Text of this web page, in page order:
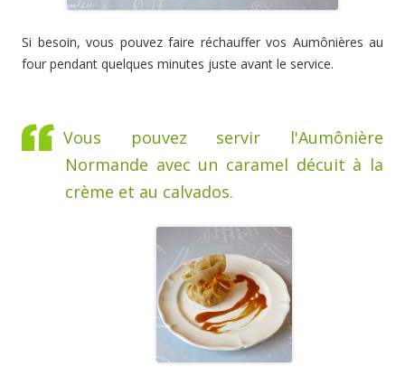
Si besoin, vous pouvez faire réchauffer vos Aumônières au
four pendant quelques minutes juste avant le service.
Vous pouvez servir l'Aumônière
Normande avec un caramel décuit à la
crème et au calvados.